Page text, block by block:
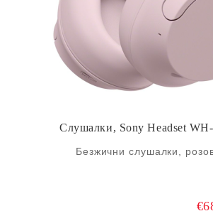
Слушалки, Sony Headset
Безжични слушалки,